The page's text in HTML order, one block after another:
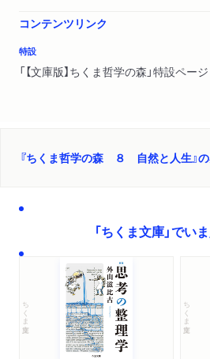
コンテンツリンク
特設
「【文庫版】ちくま哲学の森」特設ページ
『ちくま哲学の森 ８ 自然と人生』
「ちくま文庫」でい
ちくま文庫 ちくま文庫